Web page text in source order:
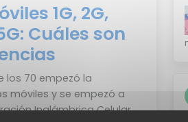
1G, 2G,
Cuáles son
los 70 empezó la
móviles y se empezó a
Inalámbrica Celular